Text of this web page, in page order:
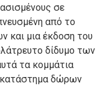
σε
από το
και μια έκδοση του
δίδυμο των
τα κομμάτια
κατάστημα δώρων